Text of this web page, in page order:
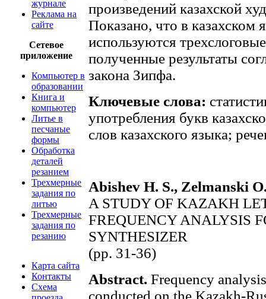
журнале
Реклама на
сайте
Сетевое
приложение
Компьютер в
образовании
Книга и
компьютер
Литье в
песчаные
формы
Обработка
деталей
резанием
Трехмерные
задания по
литью
Трехмерные
задания по
резанию
Карта сайта
Контакты
Схема
произведений казахской
Показано, что в казахском
используются
полученные результаты
закона Зипфа.
Ключевые слова:
употребления букв
слов казахского языка;
Abishev H. S., Zelmanski
A STUDY OF KAZAKH
FREQUENCY ANALYSIS
SYNTHESIZER
(pp. 31-36)
Abstract. Frequency
conducted on the Kazakh-